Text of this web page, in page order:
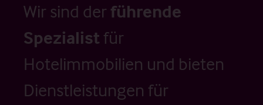
Wir sind der führende
Spezialistfür
Hotelimmobilien und bieten
Dienstleistungen für